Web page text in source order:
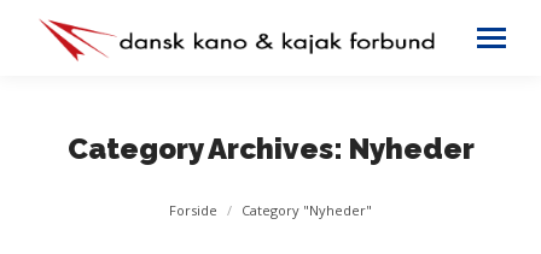
Category Archives: Nyheder
You are here:
Forside Category "Nyheder"